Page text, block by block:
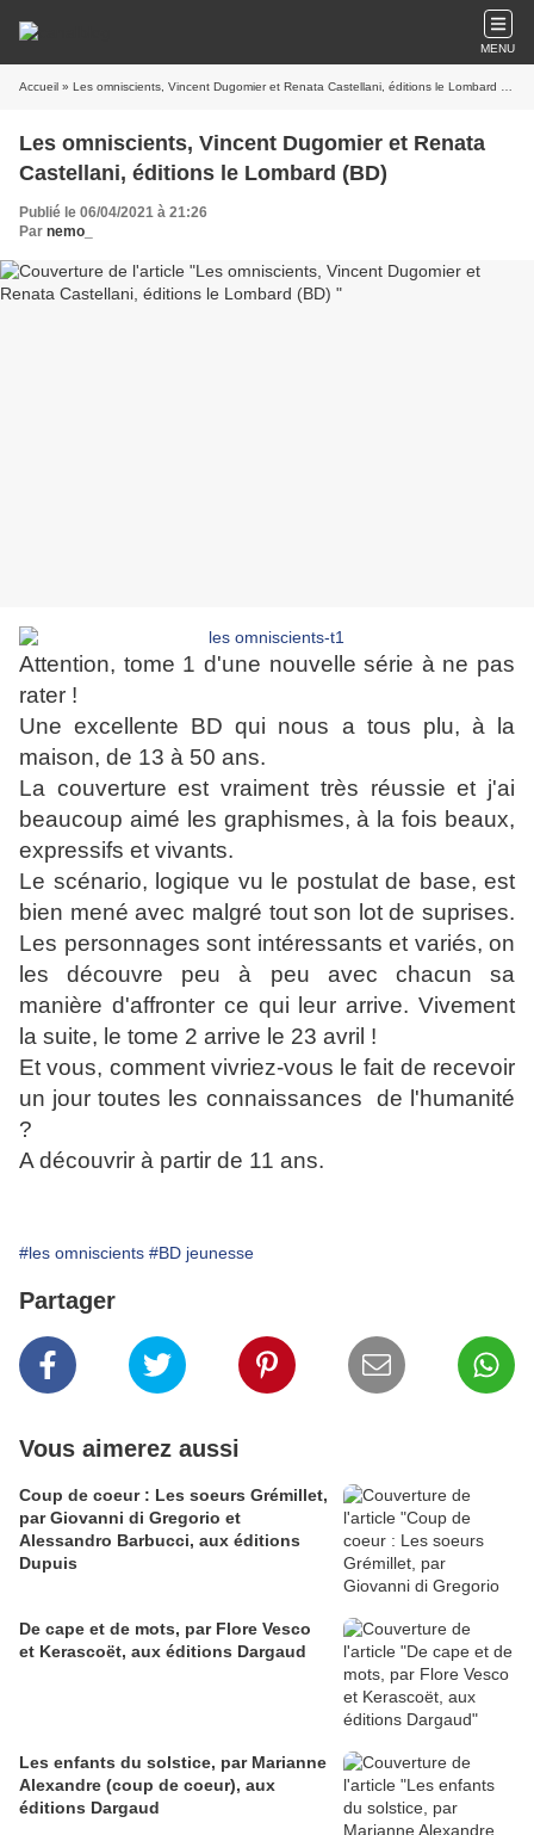
MENU
Accueil » Les omniscients, Vincent Dugomier et Renata Castellani, éditions le Lombard (BD)
Les omniscients, Vincent Dugomier et Renata
Castellani, éditions le Lombard (BD)
Publié le 06/04/2021 à 21:26
Par nemo_
Attention, tome 1 d'une nouvelle série à ne pas
rater !
Une excellente BD qui nous a tous plu, à la
maison, de 13 à 50 ans.
La couverture est vraiment très réussie et j'ai
beaucoup aimé les graphismes, à la fois beaux,
expressifs et vivants.
Le scénario, logique vu le postulat de base, est
bien mené avec malgré tout son lot de suprises.
Les personnages sont intéressants et variés, on
les découvre peu à peu avec chacun sa
manière d'affronter ce qui leur arrive. Vivement
la suite, le tome 2 arrive le 23 avril !
Et vous, comment vivriez-vous le fait de recevoir
un jour toutes les connaissances de l'humanité
?
A découvrir à partir de 11 ans.
#les omniscients #BD jeunesse
Partager
Vous aimerez aussi
Coup de coeur : Les soeurs Grémillet,
par Giovanni di Gregorio et
Alessandro Barbucci, aux éditions
Dupuis
De cape et de mots, par Flore Vesco
et Kerascoët, aux éditions Dargaud
Les enfants du solstice, par Marianne
Alexandre (coup de coeur), aux
éditions Dargaud